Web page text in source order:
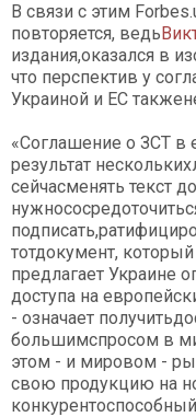
В связи с этим
повторяется, ведь
издания,оказался в
что перспектив у
Украиной и ЕС
«Соглашение о ЗСТ
результат
сейчасменять текст
тотдокумент,
предлагает Украине
доступа на
- означает
большимспросом в
этом - и мировом -
свою продукцию на